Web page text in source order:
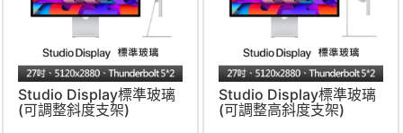
Studio Display標準玻璃
(可調整斜度支架)
Studio Display標準玻璃
(可調整高斜度支架)